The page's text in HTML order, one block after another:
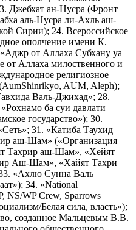
Джебхат ан-Нусра (Фронт
аль-Нусра ли-Ахль аш-
Сирии); 24. Всероссийское
ополчение имени К.
от Аллаха Субхану уа
от Аллаха милоственного и
религиозное
AUM, Aleph);
Валь-Джихад»; 28.
ба суи давлати
государство»); 30.
31. «Катиба Таухид
аш-Шам» («Организация
Тахрир аш-Шам», «Хейят
Аш-Шам», «Хайят Тахри
«Ахлю Сунна Валь
34. «National
NS/WP Crew, Sparrows
Белая сила, власть»);
созданное Мальцевым В.В.